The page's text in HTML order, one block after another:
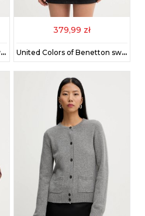
United Colors of Benetton sweter damski kolor fioletowy lekki z golfem 11CZD204F
379,99 zł
United Colors of Benetton sweter damski kolor beżowy lekki z golfem 11CZD204F